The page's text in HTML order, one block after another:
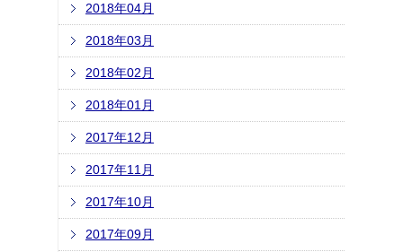
2018年04月
2018年03月
2018年02月
2018年01月
2017年12月
2017年11月
2017年10月
2017年09月